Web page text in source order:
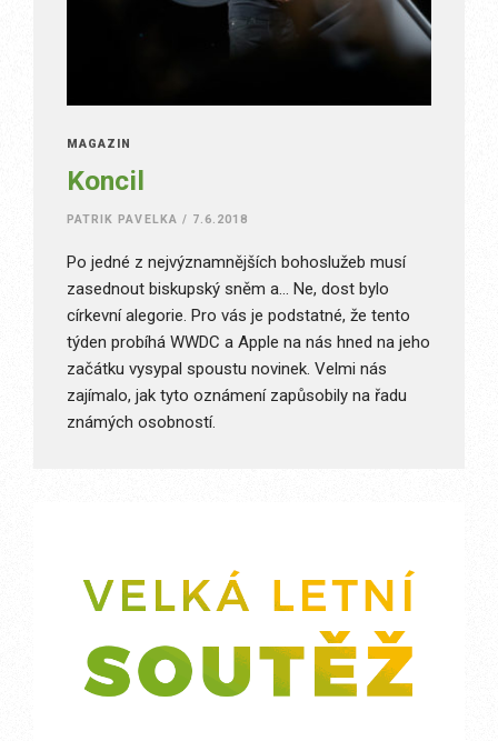
MAGAZÍN
Koncil
PATRIK PAVELKA / 7.6.2018
Po jedné z nejvýznamnějších bohoslužeb musí
zasednout biskupský sněm a… Ne, dost bylo
církevní alegorie. Pro vás je podstatné, že tento
týden probíhá WWDC a Apple na nás hned na jeho
začátku vysypal spoustu novinek. Velmi nás
zajímalo, jak tyto oznámení zapůsobily na řadu
známých osobností.